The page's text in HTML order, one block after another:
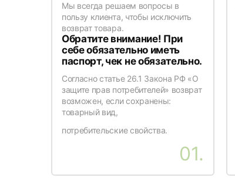
Мы всегда решаем вопросы в
пользу клиента, чтобы исключить
возврат товара.
Обратите внимание! При
себе обязательно иметь
паспорт, чек не обязательно.
Согласно статье 26.1 Закона РФ «О
защите прав потребителей» возврат
возможен, если сохранены:
товарный вид,
потребительские свойства.
01.